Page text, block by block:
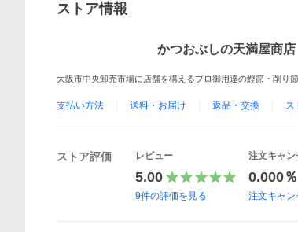
ストア情報
かつおぶしの天満屋商店
大阪市中央卸売市場に店舗を構えるプロ御用達の鰹節・削り節
支払い方法 送料・お届け 返品・交換 ス
ストア評価 レビュー
5.00
9件の評価を見る
注文キャ
0.000％
注文キャン